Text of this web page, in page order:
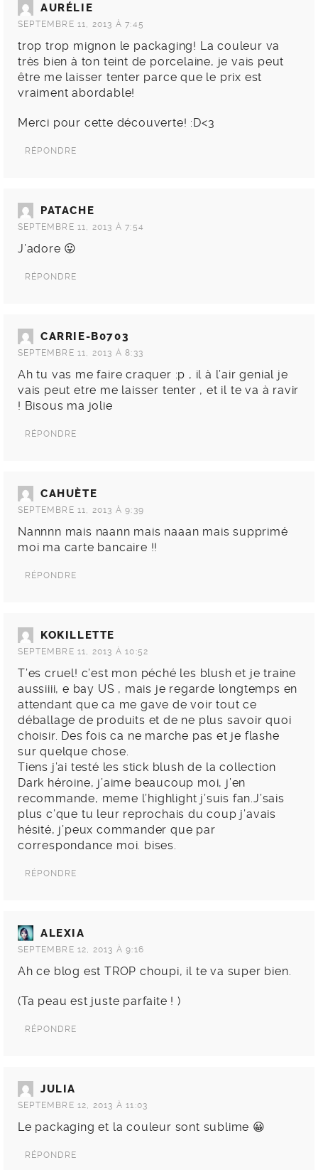
AURÉLIE
SEPTEMBRE 11, 2013 À 7:45
trop trop mignon le packaging! La couleur va
très bien à ton teint de porcelaine, je vais peut
être me laisser tenter parce que le prix est
vraiment abordable!
Merci pour cette découverte! :D<3
RÉPONDRE
PATACHE
SEPTEMBRE 11, 2013 À 7:54
J’adore 😛
RÉPONDRE
CARRIE-B0703
SEPTEMBRE 11, 2013 À 8:33
Ah tu vas me faire craquer :p , il à l’air genial je
vais peut etre me laisser tenter , et il te va à ravir
! Bisous ma jolie
RÉPONDRE
CAHUÈTE
SEPTEMBRE 11, 2013 À 9:39
Nannnn mais naann mais naaan mais supprimé
moi ma carte bancaire !!
RÉPONDRE
KOKILLETTE
SEPTEMBRE 11, 2013 À 10:52
T’es cruel! c’est mon péché les blush et je traine
aussiiii, e bay US , mais je regarde longtemps en
attendant que ca me gave de voir tout ce
déballage de produits et de ne plus savoir quoi
choisir. Des fois ca ne marche pas et je flashe
sur quelque chose.
Tiens j’ai testé les stick blush de la collection
Dark héroine, j’aime beaucoup moi, j’en
recommande, meme l’highlight j’suis fan.J’sais
plus c’que tu leur reprochais du coup j’avais
hésité, j’peux commander que par
correspondance moi. bises.
RÉPONDRE
ALEXIA
SEPTEMBRE 12, 2013 À 9:16
Ah ce blog est TROP choupi, il te va super bien.
(Ta peau est juste parfaite ! )
RÉPONDRE
JULIA
SEPTEMBRE 12, 2013 À 11:03
Le packaging et la couleur sont sublime 😀
RÉPONDRE